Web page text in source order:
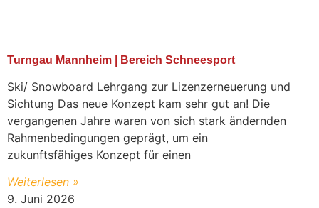
Turngau Mannheim | Bereich Schneesport
Ski/ Snowboard Lehrgang zur Lizenzerneuerung und
Sichtung Das neue Konzept kam sehr gut an! Die
vergangenen Jahre waren von sich stark ändernden
Rahmenbedingungen geprägt, um ein
zukunftsfähiges Konzept für einen
Weiterlesen »
9. Juni 2026